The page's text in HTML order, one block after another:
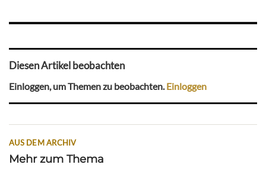
Diesen Artikel beobachten
Einloggen, um Themen zu beobachten.Einloggen
AUS DEM ARCHIV
Mehr zum Thema